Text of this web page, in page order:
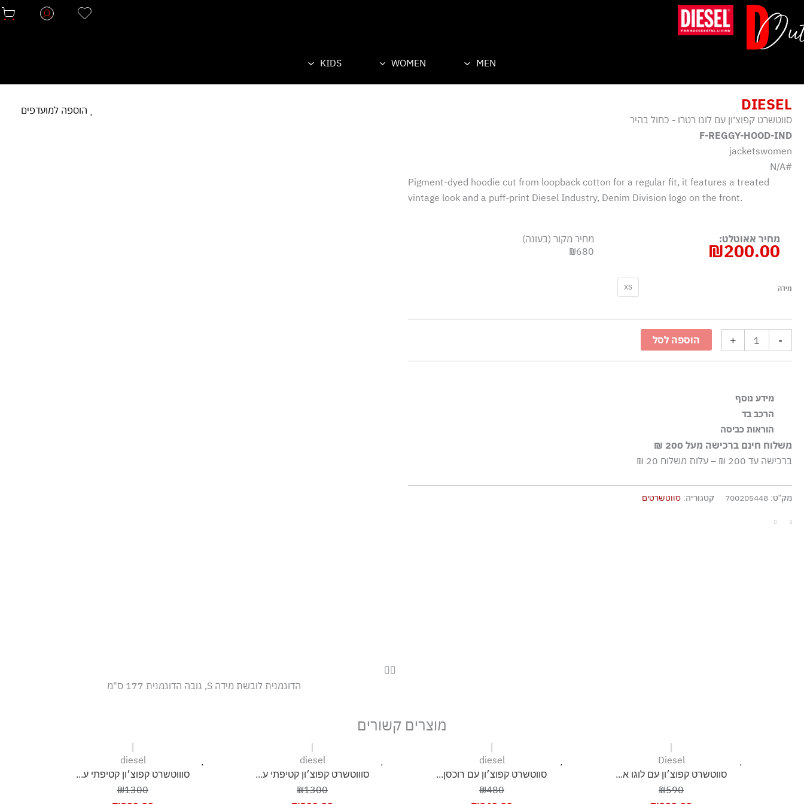
לתוכן
MEN
WOMEN
KIDS
DIESEL
סווטשרט קפוצ׳ון עם לוגו רטרו - כחול בהיר
F-REGGY-HOOD-IND
jacketswomen
#N/A
Pigment-dyed hoodie cut from loopback cotton for a regular fit, it features a treated
vintage look and a puff-print Diesel Industry, Denim Division logo on the front.
מחיר אאוטלט:
₪200.00
מחיר מקור (בעונה)
₪680
מידה XS
-
קפוצ׳ון
עם
לוגו
+ הוספה לסל
מידע נוסף
גזרה רגילה ברדס עם שרוך צווארון וחפתים עשויים ריב
הרכב בד
100% כותנה, ריב: 97% כותנה 3% אלסטן-ספנדקס
הוראות כביסה
כביסה עדינה במכונה עד-30°C
ללא חומרי הלבנה, ללא השריה
גיהוץ בחום נמוך
אסור לנקות בניקוי יבש כלל
משלוח חינם ברכישה מעל 200 ₪
ברכישה עד 200 ₪ – עלות משלוח 20 ₪
מק"ט: 700205448 קטגוריה: סווטשרטים
הוספה למועדפים
הדוגמנית לובשת מידה S, גובה הדוגמנית 177 ס"מ
מוצרים קשורים
Diesel
סווטשרט קפוצ׳ון עם לוגו א...
₪590
diesel
סווטשרט קפוצ׳ון עם רוכסן...
₪480
diesel
סוווטשרט קפוצ׳ון קטיפתי ע...
₪1300
diesel
סוווטשרט קפוצ׳ון קטיפתי ע...
₪1300